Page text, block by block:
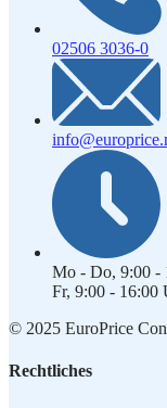
02506 3036-0
Mo - Do, 9:00 -
Fr, 9:00 - 16:00
© 2025 EuroPrice
Rechtliches